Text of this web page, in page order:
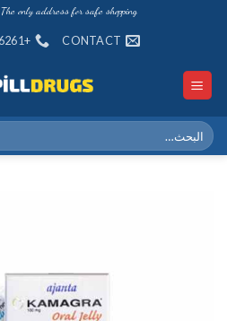
The only address for safe shopping
CONTACT
+905469256261
البحث
عن: